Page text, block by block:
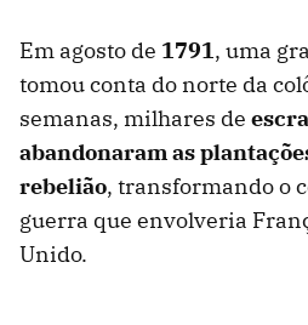
Em agosto de 1791, uma
tomou conta do norte da
semanas, milhares de
abandonaram as
rebelião, transformando o
guerra que envolveria
Unido.